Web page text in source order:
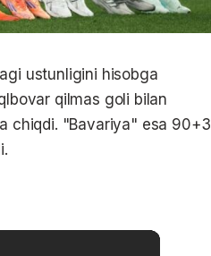
ustunligini hisobga
qilmas goli bilan
chiqdi. "Bavariya" esa 90+3